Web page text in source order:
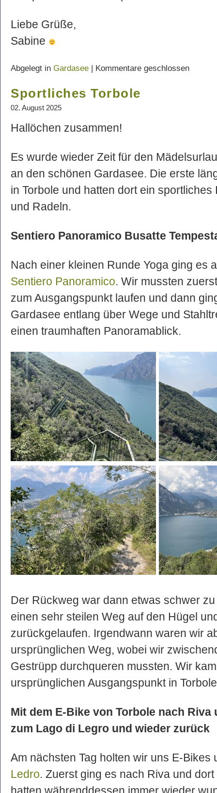
Liebe Grüße,
Sabine
Abgelegt in Gardasee | Kommentare geschlossen
Sportliches Torbole
02. August 2025
Hallöchen zusammen!
Es wurde wieder Zeit für den
an den schönen Gardasee. Die erste
in Torbole und hatten dort ein
und Radeln.
Sentiero Panoramico Busatte
Nach einer kleinen Runde Yoga ging es
Sentiero Panoramico. Wir mussten
zum Ausgangspunkt laufen und dann
Gardasee entlang über Wege und
einen traumhaften Panoramablick.
Der Rückweg war dann etwas schwer
einen sehr steilen Weg auf den Hügel
zurückgelaufen. Irgendwann waren wir
ursprünglichen Weg, wobei wir
Gestrüpp durchqueren mussten. Wir
ursprünglichen Ausgangspunkt in
Mit dem E-Bike von Torbole nach Riva
zum Lago di Legro und wieder zurück
Am nächsten Tag holten wir uns E-
Ledro. Zuerst ging es nach Riva und